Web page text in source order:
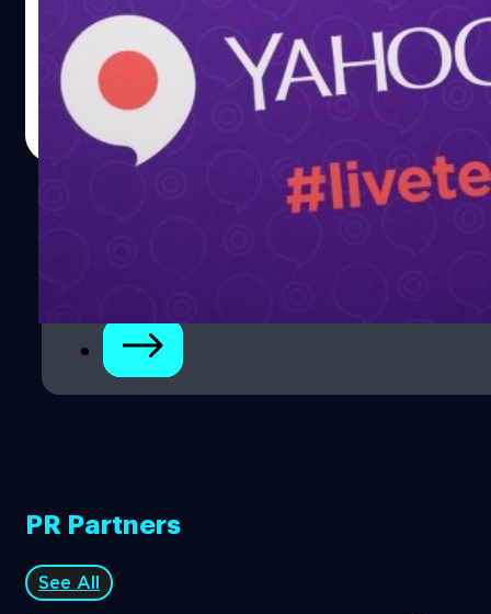
หนึ่งในการสื่อสารทางหลักของผู้คนไปแล้ว ยักษ์ใหญ่อย่าง
Yahoo เองก็ไม่รอช้า ขอเปิดตัวแอปฯ แชท ด้วยรูปแบบที่แตก
ต่างออกไปบ้างอย่าง Livetext ที่จะให้เราสามารถพิมพ์แช
ทกันในขณะที่สนทนาผ่าน video call ได้ด้วย
ณัฐพันธ์ ส่งวิรุฬห์| 4024 days ago
Read More
PR Partners
See All